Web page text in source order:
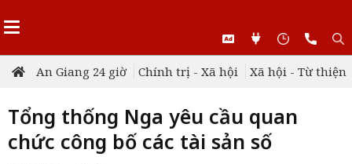
An Giang 24 giờ Chính trị - Xã hội Xã hội - Từ thiện
Tổng thống Nga yêu cầu quan
chức công bố các tài sản số